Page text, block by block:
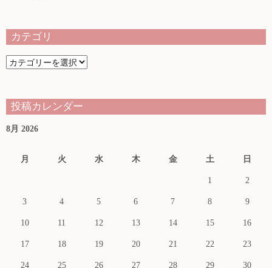
お知らせ
プライバシーポリシー
カテゴリ
カ
テ
投稿カレンダー
8月 2026
月 火 水 木 金 土 日
1 2
3 4 5 6 7 8 9
10 11 12 13 14 15 16
17 18 19 20 21 22 23
24 25 26 27 28 29 30